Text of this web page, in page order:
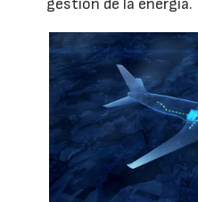
gestión de la energía.